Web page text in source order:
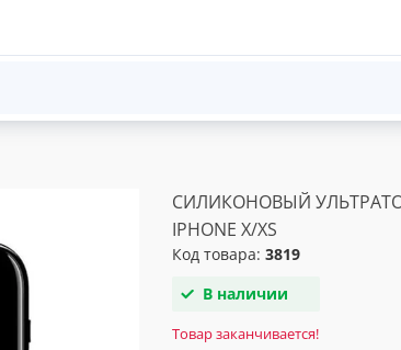
СИЛИКОНОВЫЙ
IPHONE X/XS
Код товара: 3819
В наличии
Товар заканчивается!